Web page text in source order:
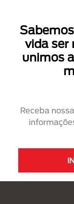
vida ser
unimos
Receba